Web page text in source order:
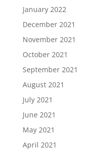
January 2022
December 2021
November 2021
October 2021
September 2021
August 2021
July 2021
June 2021
May 2021
April 2021